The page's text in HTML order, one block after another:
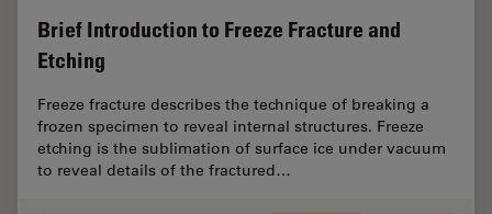
Brief Introduction to Freeze Fracture and
Etching
Freeze fracture describes the technique of breaking a
frozen specimen to reveal internal structures. Freeze
etching is the sublimation of surface ice under vacuum
to reveal details of the fractured…